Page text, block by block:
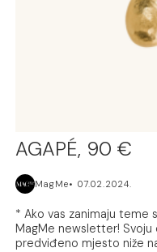
AGAPÉ, 90 €
MagMe 07.02.2024.
* Ako vas zanimaju teme
MagMe newsletter!
predviđeno mjesto niže